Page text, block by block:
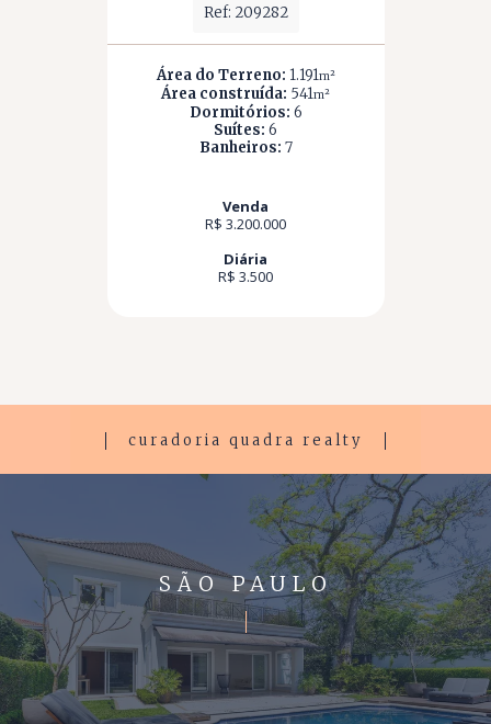
Ref: 209282
Área do Terreno: 1.191m²
Área construída: 541m²
Dormitórios: 6
Suítes: 6
Banheiros: 7
Venda
R$ 3.200.000
Diária
R$ 3.500
curadoria quadra realty
SÃO PAULO